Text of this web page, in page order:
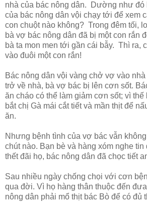
nhà của bác nông dân. Dường như
của bác nông dân vội chạy tới để xem
con chuột nào không? Trong đêm tối,
bà vợ bác nông dân đã bị một con rắn
bà ta mon men tới gần cái bẫy. Thì ra,
vào đuôi một con rắn!
Bác nông dân vội vàng chở vợ vào
trở về nhà, bà vợ bác bị lên cơn sốt.
ăn cháo có thể làm giảm cơn sốt; vì
bắt chị Gà mái cắt tiết và mần thịt để
ăn.
Nhưng bệnh tình của vợ bác vẫn
chút nào. Bạn bè và hàng xóm nghe
thết đãi họ, bác nông dân đã chọc tiết
Sau nhiều ngày chống chọi với cơn
qua đời. Vì họ hàng thân thuộc đến
nông dân phải mổ thịt bác Bò để có đủ